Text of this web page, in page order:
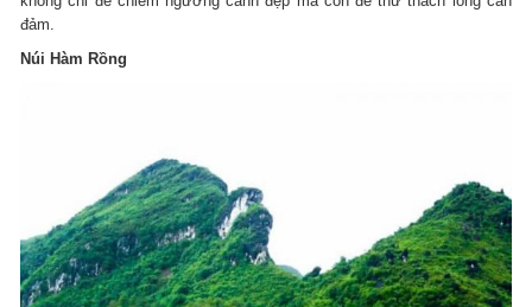
đảm.
Núi Hàm Rồng